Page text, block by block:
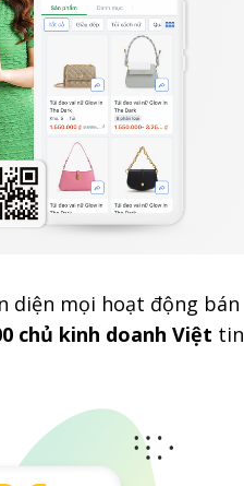
diện mọi hoạt động bán
chủ kinh doanh Việt tin